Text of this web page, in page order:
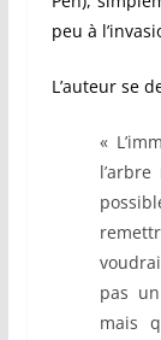
peu à
L’auteur se
«
pas
mais